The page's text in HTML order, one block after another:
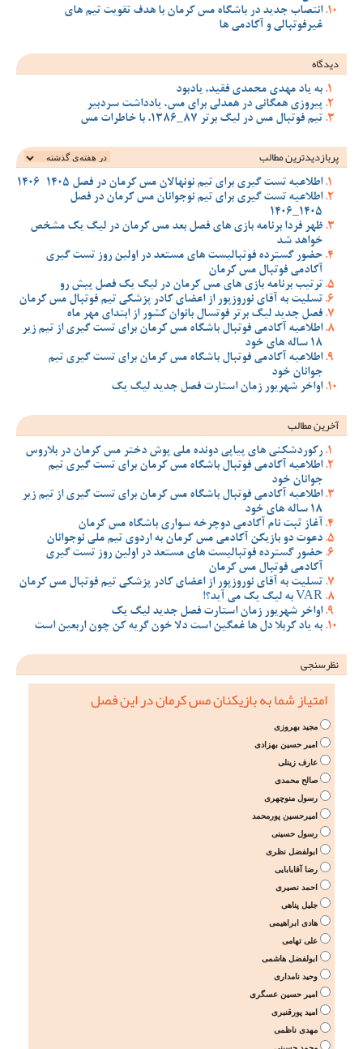
انتصاب جدید در باشگاه مس کرمان با هدف تقویت تیم‌ های
غیرفوتبالی و آکادمی‌ ها
دیدگاه
به یاد مهدی محمدی فقید، یادبود
پیروزی همگانی در همدلی برای مس، یادداشت سردبیر
تیم فوتبال مس در لیگ برتر 87_1386، با خاطرات مس
پربازدیدترین‌ مطالب
اطلاعیه تست گیری برای تیم نونهالان مس کرمان در فصل 1405-1406
اطلاعیه تست گیری برای تیم نوجوانان مس کرمان در فصل
1405_1406
ظهر فردا برنامه بازی های فصل بعد مس کرمان در لیگ یک مشخص
خواهد شد
حضور گسترده فوتبالیست های مستعد در اولین روز تست گیری
آکادمی فوتبال مس کرمان
ترتیب برنامه بازی های مس کرمان در لیگ یک فصل پیش رو
تسلیت به آقای نوروزپور از اعضای کادر پزشکی تیم فوتبال مس کرمان
فصل جدید لیگ برتر فوتسال بانوان کشور از ابتدای مهر ماه
اطلاعیه آکادمی فوتبال باشگاه مس کرمان برای تست گیری از تیم زیر
18 ساله های خود
اطلاعیه آکادمی فوتبال باشگاه مس کرمان برای تست گیری تیم
جوانان خود
اواخر شهریور زمان استارت فصل جدید لیگ یک
آخرین مطالب
رکوردشکنی های پیاپی دونده ملی پوش دختر مس کرمان در بلاروس
اطلاعیه آکادمی فوتبال باشگاه مس کرمان برای تست گیری تیم
جوانان خود
اطلاعیه آکادمی فوتبال باشگاه مس کرمان برای تست گیری از تیم زیر
18 ساله های خود
آغاز ثبت نام آکادمی دوچرخه سواری باشگاه مس کرمان
دعوت دو بازیکن آکادمی مس کرمان به اردوی تیم ملی نوجوانان
حضور گسترده فوتبالیست های مستعد در اولین روز تست گیری
آکادمی فوتبال مس کرمان
تسلیت به آقای نوروزپور از اعضای کادر پزشکی تیم فوتبال مس کرمان
VAR به لیگ یک می آید؟!
اواخر شهریور زمان استارت فصل جدید لیگ یک
به یاد کربلا دل ها غمگین است دلا خون گریه کن چون اربعین است
نظرسنجی
امتیاز شما به بازیکنان مس کرمان در این فصل
مجید بهروزی
امیر حسین بهزادی
عارف زینلی
صالح محمدی
رسول منوچهری
امیرحسین پورمحمد
رسول حسینی
ابولفضل نظری
رضا آقابابایی
احمد نصیری
جلیل پناهی
هادی ابراهیمی
علی تهامی
ابولفضل هاشمی
وحید نامداری
امیر حسین عسگری
امید پورقنبری
مهدی ناظمی